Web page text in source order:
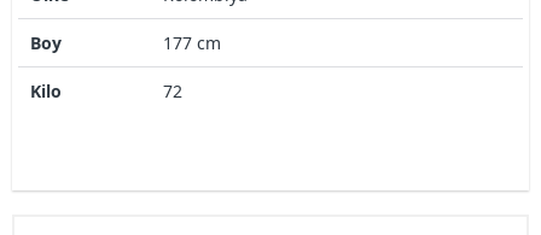
Boy 177 cm
Kilo 72